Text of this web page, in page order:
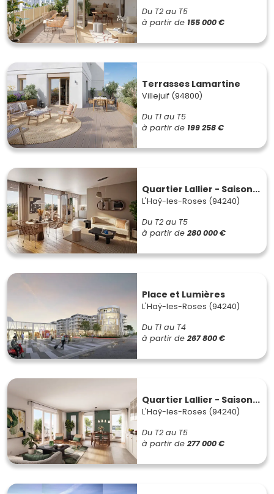
Du T2 au T5
à partir de 155 000 €
Terrasses Lamartine
Villejuif (94800)
Du T1 au T5
à partir de 199 258 €
Quartier Lallier - Saison...
L'Haÿ-les-Roses (94240)
Du T2 au T5
à partir de 280 000 €
Place et Lumières
L'Haÿ-les-Roses (94240)
Du T1 au T4
à partir de 267 800 €
Quartier Lallier - Saison...
L'Haÿ-les-Roses (94240)
Du T2 au T5
à partir de 277 000 €